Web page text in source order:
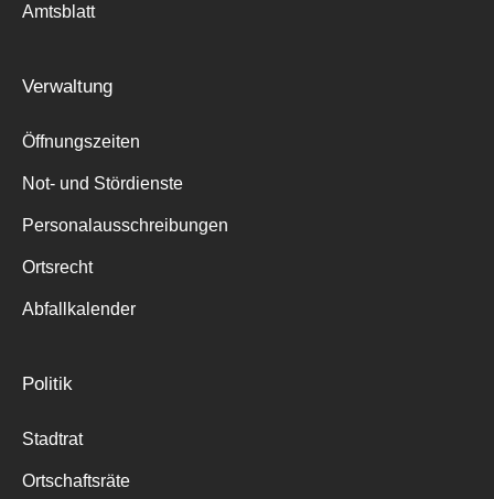
Amtsblatt
Verwaltung
Öffnungszeiten
Not- und Stördienste
Personalausschreibungen
Ortsrecht
Abfallkalender
Politik
Stadtrat
Ortschaftsräte